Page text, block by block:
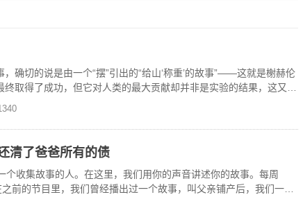
确切的说是由一个“摆”引出的“给山‘称重’的故事”——这就是榭赫伦
取得了成功，但它对人类的最大贡献却并非是实验的结果，这又是
清了爸爸所有的债
收集故事的人。在这里，我们用你的声音讲述你的故事。每周
前的节目里，我们曾经播出过一个故事，叫父亲铺产后，我们一家